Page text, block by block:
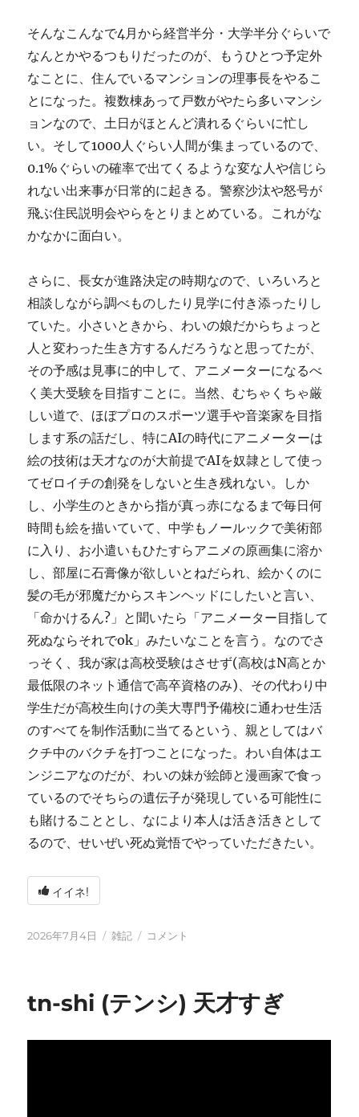
そんなこんなで4月から経営半分・大学半分ぐらいで
なんとかやるつもりだったのが、もうひとつ予定外
なことに、住んでいるマンションの理事長をやるこ
とになった。複数棟あって戸数がやたら多いマンシ
ョンなので、土日がほとんど潰れるぐらいに忙し
い。そして1000人ぐらい人間が集まっているので、
0.1%ぐらいの確率で出てくるような変な人や信じら
れない出来事が日常的に起きる。警察沙汰や怒号が
飛ぶ住民説明会やらをとりまとめている。これがな
かなかに面白い。
さらに、長女が進路決定の時期なので、いろいろと
相談しながら調べものしたり見学に付き添ったりし
ていた。小さいときから、わいの娘だからちょっと
人と変わった生き方するんだろうなと思ってたが、
その予感は見事に的中して、アニメーターになるべ
く美大受験を目指すことに。当然、むちゃくちゃ厳
しい道で、ほぼプロのスポーツ選手や音楽家を目指
します系の話だし、特にAIの時代にアニメーターは
絵の技術は天才なのが大前提でAIを奴隷として使っ
てゼロイチの創発をしないと生き残れない。しか
し、小学生のときから指が真っ赤になるまで毎日何
時間も絵を描いていて、中学もノールックで美術部
に入り、お小遣いもひたすらアニメの原画集に溶か
し、部屋に石膏像が欲しいとねだられ、絵かくのに
髪の毛が邪魔だからスキンヘッドにしたいと言い、
「命かけるん?」と聞いたら「アニメーター目指して
死ぬならそれでok」みたいなことを言う。なのでさ
っそく、我が家は高校受験はさせず(高校はN高とか
最低限のネット通信で高卒資格のみ)、その代わり中
学生だが高校生向けの美大専門予備校に通わせ生活
のすべてを制作活動に当てるという、親としてはバ
クチ中のバクチを打つことになった。わい自体はエ
ンジニアなのだが、わいの妹が絵師と漫画家で食っ
ているのでそちらの遺伝子が発現している可能性に
も賭けることとし、なにより本人は活き活きとして
るので、せいぜい死ぬ覚悟でやっていただきたい。
イイネ!
投
2026年7月4日
カ
ー
雑記
い
と
コメント
tn-shi (テンシ) 天才すぎ